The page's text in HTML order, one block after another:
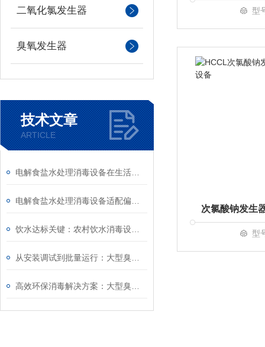
二氧化氯发生器
臭氧发生器
技术文章
ARTICLE
型
型